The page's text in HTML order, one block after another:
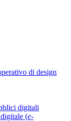
di design
digitali
(e-